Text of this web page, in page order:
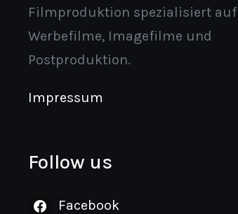
Filmproduktion spezialisiert auf
Werbefilme, Imagefilme und
Postproduktion.
Impressum
Follow us
Facebook